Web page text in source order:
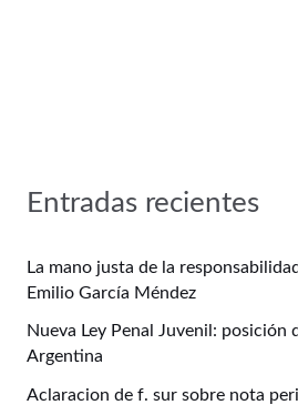
Entradas recientes
La mano justa de la
Emilio García Méndez
Nueva Ley Penal Juvenil: posición
Argentina
Aclaracion de f. sur sobre nota